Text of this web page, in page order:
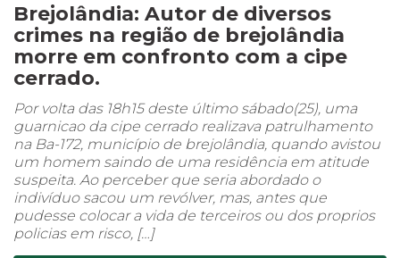
Brejolândia: Autor de diversos
crimes na região de brejolândia
morre em confronto com a cipe
cerrado.
Por volta das 18h15 deste último sábado(25), uma
guarnicao da cipe cerrado realizava patrulhamento
na Ba-172, município de brejolândia, quando avistou
um homem saindo de uma residência em atitude
suspeita. Ao perceber que seria abordado o
indivíduo sacou um revólver, mas, antes que
pudesse colocar a vida de terceiros ou dos proprios
policias em risco, […]